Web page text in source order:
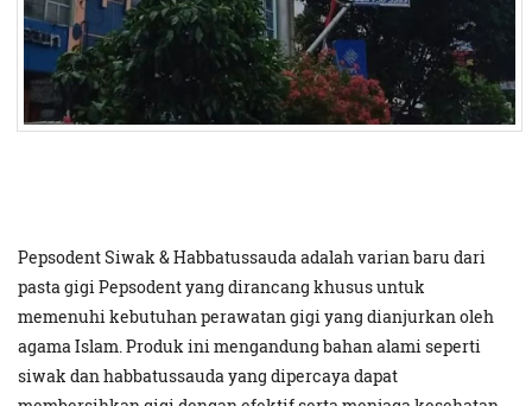
Pepsodent Siwak & Habbatussauda adalah varian baru dari
pasta gigi Pepsodent yang dirancang khusus untuk
memenuhi kebutuhan perawatan gigi yang dianjurkan oleh
agama Islam. Produk ini mengandung bahan alami seperti
siwak dan habbatussauda yang dipercaya dapat